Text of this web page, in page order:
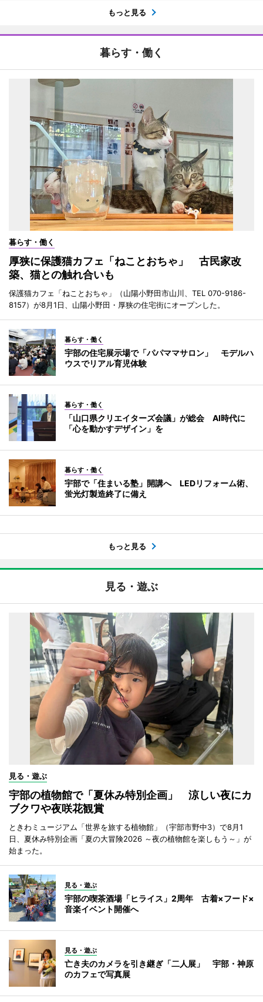
もっと見る
暮らす・働く
暮らす・働く
厚狭に保護猫カフェ「ねことおちゃ」 古民家改
築、猫との触れ合いも
保護猫カフェ「ねことおちゃ」（山陽小野田市山川、TEL 070-9186-
8157）が8月1日、山陽小野田・厚狭の住宅街にオープンした。
暮らす・働く
宇部の住宅展示場で「パパママサロン」 モデルハ
ウスでリアル育児体験
暮らす・働く
「山口県クリエイターズ会議」が総会 AI時代に
「心を動かすデザイン」を
暮らす・働く
宇部で「住まいる塾」開講へ LEDリフォーム術、
蛍光灯製造終了に備え
もっと見る
見る・遊ぶ
見る・遊ぶ
宇部の植物館で「夏休み特別企画」 涼しい夜にカ
ブクワや夜咲花観賞
ときわミュージアム「世界を旅する植物館」（宇部市野中3）で8月1
日、夏休み特別企画「夏の大冒険2026 ～夜の植物館を楽しもう～」が
始まった。
見る・遊ぶ
宇部の喫茶酒場「ヒライス」2周年 古着×フード×
音楽イベント開催へ
見る・遊ぶ
亡き夫のカメラを引き継ぎ「二人展」 宇部・神原
のカフェで写真展